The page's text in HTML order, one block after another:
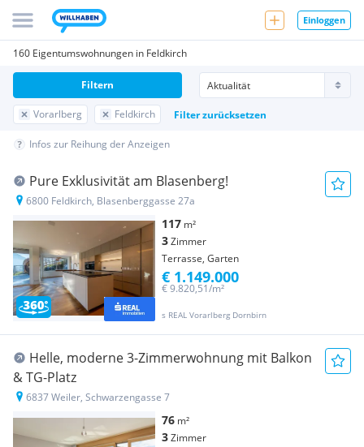
Einloggen
160 Eigentumswohnungen in Feldkirch
Vorarlberg Feldkirch Filter zurücksetzen
Filtern
Infos zur Reihung der Anzeigen
Pure Exklusivität am Blasenberg!
6800 Feldkirch, Blasenberggasse 27a
117 m²
3Zimmer
Terrasse, Garten
s REAL Vorarlberg Dornbirn
€ 9.820,51/m²
€ 1.149.000
Helle, moderne 3-Zimmerwohnung mit Balkon
& TG-Platz
6837 Weiler, Schwarzengasse 7
76 m²
3Zimmer